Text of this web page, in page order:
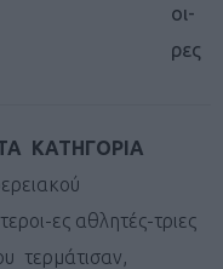
οι-
ρες
ΚΑΤΗΓΟΡΙΑ
ες αθλητές-τριες
τερμάτισαν,